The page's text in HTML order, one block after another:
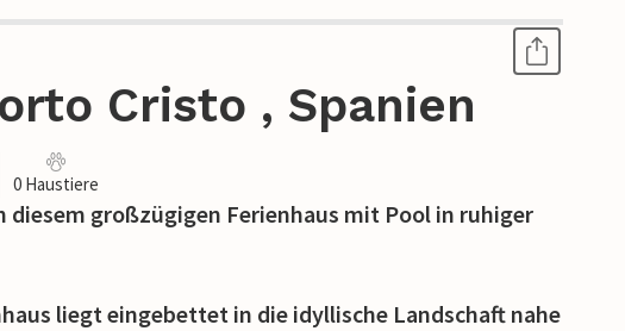
Cristo , Spanien
0 Haustiere
diesem großzügigen Ferienhaus mit Pool in ruhiger
liegt eingebettet in die idyllische Landschaft nahe